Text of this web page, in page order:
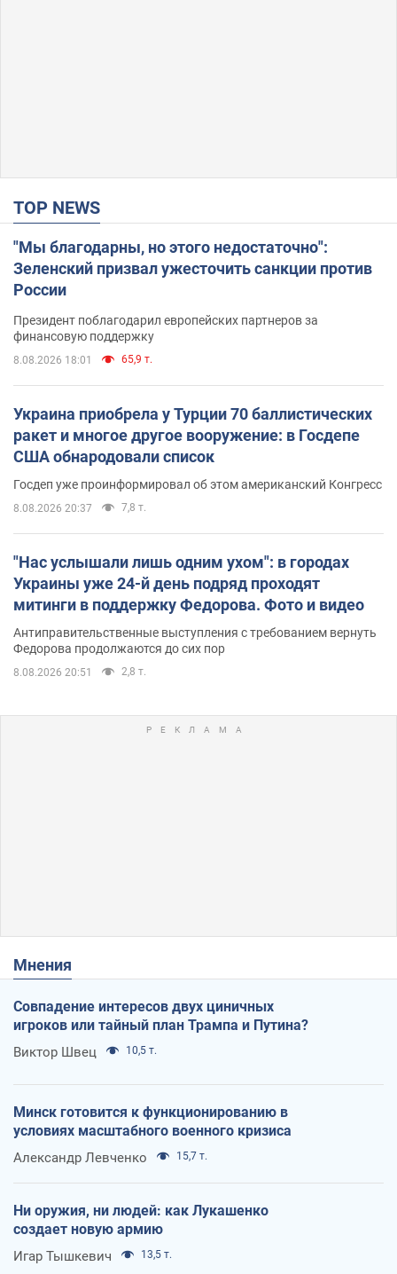
TOP NEWS
"Мы благодарны, но этого недостаточно":
Зеленский призвал ужесточить санкции против
России
Президент поблагодарил европейских партнеров за
финансовую поддержку
8.08.2026 18:01 65,9 т.
Украина приобрела у Турции 70 баллистических
ракет и многое другое вооружение: в Госдепе
США обнародовали список
Госдеп уже проинформировал об этом американский Конгресс
8.08.2026 20:37 7,8 т.
"Нас услышали лишь одним ухом": в городах
Украины уже 24-й день подряд проходят
митинги в поддержку Федорова. Фото и видео
Антиправительственные выступления с требованием вернуть
Федорова продолжаются до сих пор
8.08.2026 20:51 2,8 т.
Мнения
Совпадение интересов двух циничных
игроков или тайный план Трампа и Путина?
Виктор Швец 10,5 т.
Минск готовится к функционированию в
условиях масштабного военного кризиса
Александр Левченко 15,7 т.
Ни оружия, ни людей: как Лукашенко
создает новую армию
Игар Тышкевич 13,5 т.